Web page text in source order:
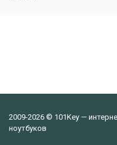
2009-2026 © 101Key —
ноутбуков